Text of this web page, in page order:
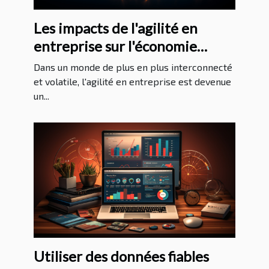
Les impacts de l'agilité en
entreprise sur l'économie
mondiale
Dans un monde de plus en plus interconnecté
et volatile, l'agilité en entreprise est devenue
un...
Utiliser des données fiables